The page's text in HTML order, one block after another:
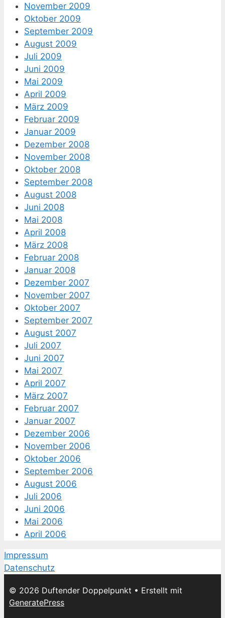
November 2009
Oktober 2009
September 2009
August 2009
Juli 2009
Juni 2009
Mai 2009
April 2009
März 2009
Februar 2009
Januar 2009
Dezember 2008
November 2008
Oktober 2008
September 2008
August 2008
Juni 2008
Mai 2008
April 2008
März 2008
Februar 2008
Januar 2008
Dezember 2007
November 2007
Oktober 2007
September 2007
August 2007
Juli 2007
Juni 2007
Mai 2007
April 2007
März 2007
Februar 2007
Januar 2007
Dezember 2006
November 2006
Oktober 2006
September 2006
August 2006
Juli 2006
Juni 2006
Mai 2006
April 2006
Impressum
Datenschutz
© 2026 Duftender Doppelpunkt • Erstellt mit
GeneratePress